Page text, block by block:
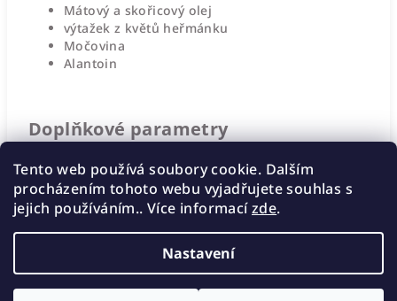
Tento web používá soubory cookie. Dalším
procházením tohoto webu vyjadřujete souhlas s
jejich používáním.. Více informacízde.
Nastavení
Mátový a skořicový olej
výtažek z květů heřmánku
Močovina
Alantoin
Doplňkové parametry
Kategorie:
Péče o vlasy
EAN: 3830065713310
Copyright 2026Eletaskin. Všechna práva vyhrazena.